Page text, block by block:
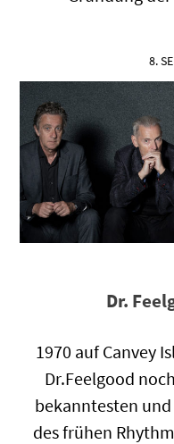
8.
Dr.
1970 auf Canvey
Dr.Feelgood
bekanntesten
des frühen